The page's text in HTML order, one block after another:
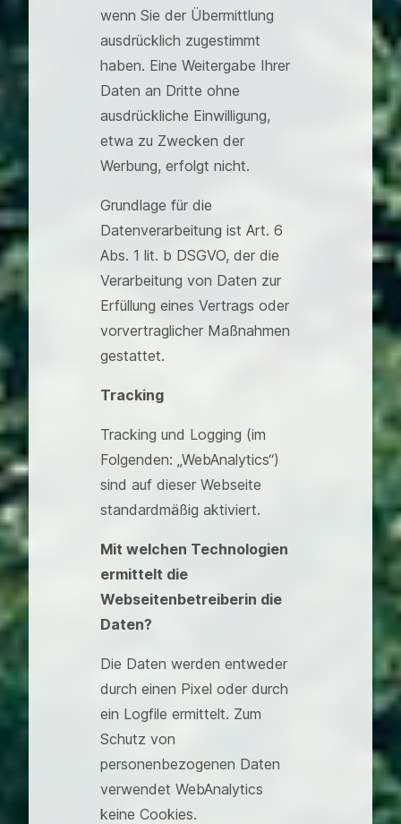
wenn Sie der Übermittlung
ausdrücklich zugestimmt
haben. Eine Weitergabe Ihrer
Daten an Dritte ohne
ausdrückliche Einwilligung,
etwa zu Zwecken der
Werbung, erfolgt nicht.
Grundlage für die
Datenverarbeitung ist Art. 6
Abs. 1 lit. b DSGVO, der die
Verarbeitung von Daten zur
Erfüllung eines Vertrags oder
vorvertraglicher Maßnahmen
gestattet.
Tracking
Tracking und Logging (im
Folgenden: „WebAnalytics“)
sind auf dieser Webseite
standardmäßig aktiviert.
Mit welchen Technologien
ermittelt die
Webseitenbetreiberin die
Daten?
Die Daten werden entweder
durch einen Pixel oder durch
ein Logfile ermittelt. Zum
Schutz von
personenbezogenen Daten
verwendet WebAnalytics
keine Cookies.